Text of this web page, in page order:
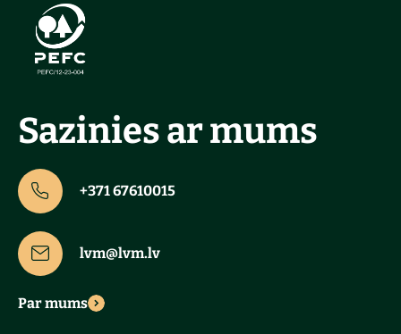
Sazinies ar mums
+371 67610015
lvm@lvm.lv
Par mums